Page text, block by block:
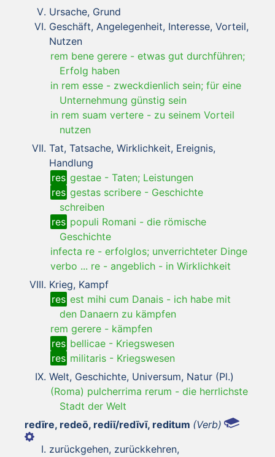
Ursache, Grund
Geschäft, Angelegenheit, Interesse, Vorteil,
Nutzen
rem bene gerere - etwas gut durchführen;
Erfolg haben
in rem esse - zweckdienlich sein; für eine
Unternehmung günstig sein
in rem suam vertere - zu seinem Vorteil
nutzen
Tat, Tatsache, Wirklichkeit, Ereignis,
Handlung
res gestae - Taten; Leistungen
res gestas scribere - Geschichte
schreiben
res populi Romani - die römische
Geschichte
infecta re - erfolglos; unverrichteter Dinge
verbo ... re - angeblich - in Wirklichkeit
Krieg, Kampf
res est mihi cum Danais - ich habe mit
den Danaern zu kämpfen
rem gerere - kämpfen
res bellicae - Kriegswesen
res militaris - Kriegswesen
Welt, Geschichte, Universum, Natur (Pl.)
(Roma) pulcherrima rerum - die herrlichste
Stadt der Welt
redīre, redeō, rediī/redīvī, reditum (Verb)
zurückgehen, zurückkehren,